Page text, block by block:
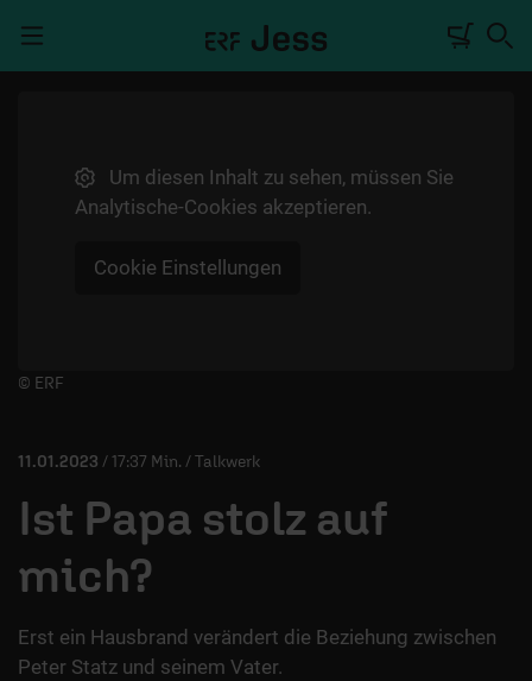
TALKWERK
PODCASTS
Um diesen Inhalt zu sehen, müssen Sie
Analytische-Cookies akzeptieren.
Cookie Einstellungen
Player starten/anhalten
© ERF
11.01.2023 / 17:37 Min. / Talkwerk
Ist Papa stolz auf
mich?
Erst ein Hausbrand verändert die Beziehung zwischen
Peter Statz und seinem Vater.